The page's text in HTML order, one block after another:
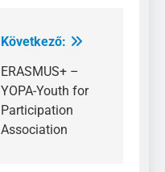
Következő:
ERASMUS+ –
YOPA-Youth for
Participation
Association